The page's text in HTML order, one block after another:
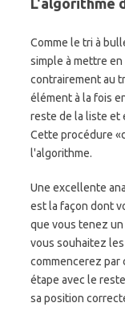
L'algorithme
Comme le tri à
simple à mettre
contrairement au
élément à la fois
reste de la liste et
Cette procédure
l'algorithme.
Une excellente
est la façon dont
que vous tenez
vous souhaitez les
commencerez par
étape avec le
sa position